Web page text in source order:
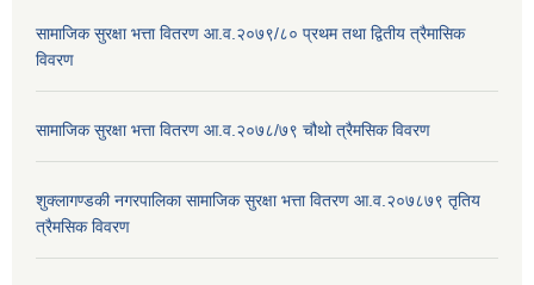
सामाजिक सुरक्षा भत्ता वितरण आ.व.२०७९/८० प्रथम तथा द्वितीय त्रैमासिक
विवरण
सामाजिक सुरक्षा भत्ता वितरण आ.व.२०७८/७९ चौथो त्रैमसिक विवरण
शुक्लागण्डकी नगरपालिका सामाजिक सुरक्षा भत्ता वितरण आ.व.२०७८७९ तृतिय
त्रैमसिक विवरण